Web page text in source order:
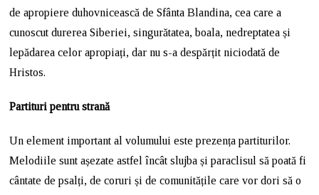
de apropiere duhovnicească de Sfânta Blandina, cea care a
cunoscut durerea Siberiei, singurătatea, boala, nedreptatea și
lepădarea celor apropiați, dar nu s-a despărțit niciodată de
Hristos.
Partituri pentru strană
Un element important al volumului este prezența partiturilor.
Melodiile sunt așezate astfel încât slujba și paraclisul să poată fi
cântate de psalți, de coruri și de comunitățile care vor dori să o